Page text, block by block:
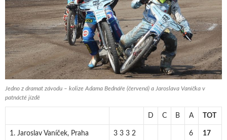
Jedno z dramat závodu – kolize Adama Bednáře (červená) a Jaroslava Vaníčka v
patnácté jízdě
D C B A TOT
1. Jaroslav Vaníček, Praha 3 3 3 2 6 17